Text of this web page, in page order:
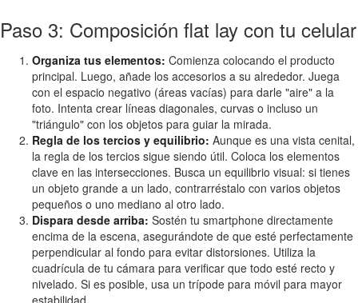
Paso 3: Composición flat lay con tu celular
Organiza tus elementos: Comienza colocando el producto
principal. Luego, añade los accesorios a su alrededor. Juega
con el espacio negativo (áreas vacías) para darle "aire" a la
foto. Intenta crear líneas diagonales, curvas o incluso un
"triángulo" con los objetos para guiar la mirada.
Regla de los tercios y equilibrio: Aunque es una vista cenital,
la regla de los tercios sigue siendo útil. Coloca los elementos
clave en las intersecciones. Busca un equilibrio visual: si tienes
un objeto grande a un lado, contrarréstalo con varios objetos
pequeños o uno mediano al otro lado.
Dispara desde arriba: Sostén tu smartphone directamente
encima de la escena, asegurándote de que esté perfectamente
perpendicular al fondo para evitar distorsiones. Utiliza la
cuadrícula de tu cámara para verificar que todo esté recto y
nivelado. Si es posible, usa un trípode para móvil para mayor